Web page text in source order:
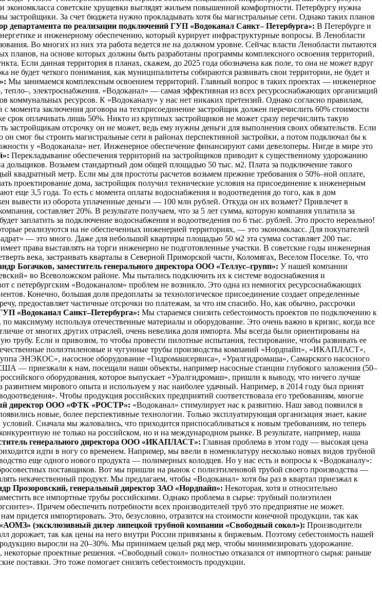
советские хрущевки выглядят жильем повышенной комфортности. Петербургу нужна
застройщики. За счет бюджета нужно прокладывать хотя бы магистральные сети. Однако таких планов
департамента по реализации подключений ГУП «Водоканал Санкт– Петербурга»: В Петербурге и
и инженерному обеспечению, который курирует инфраструктурные вопросы. В Ленобласти
Во многих из них эта работа ведется не на должном уровне. Сейчас власти Ленобласти пытаются
планов, на основе которых должны быть разработаны программы комплексного освоения территорий,
Если данная территория в планах, скажем, до 2025 года обозначена как поле, то она не может вдруг
будет четкого понимания, как муниципалитеты собираются развивать свои территории, не будет и
Мы занимаемся комплексным освоением территорий. Главный вопрос в таких проектах — инженерное
электроснабжения. «Водоканал» — самая эффективная из всех ресурсоснабжающих организаций
коммунальных ресурсов. К «Водоканалу» у нас нет никаких претензий. Однако согласно правилам,
момента заключения договора на техприсоединение застройщик должен перечислить 60% стоимости
срок оплачивать лишь 50%. Никто из крупных застройщиков не может сразу перечислить такую
отсрочку он не может, ведь ему нужны деньги для выполнения своих обязательств. Если
смог бы строить магистральные сети в районах перспективной застройки, а потом подключал бы к
у «Водоканала» нет. Инженерное обеспечение финансируют сами девелоперы. Нигде в мире это
Перекладывание обеспечения территорий на застройщиков приводит к существенному удорожанию
дольщиков. Возьмем стандартный дом общей площадью 50 тыс. м2. Плата за подключение такого
квадратный метр. Если мы для простоты расчетов возьмем прежние требования о 50%–ной оплате,
проектирование дома, застройщик получил технические условия на присоединение к инженерным
еще 3,5 года. То есть с момента оплаты водоснабжения и водоотведения до того, как в дом
вывести из оборота уплаченные деньги — 100 млн рублей. Откуда он их возьмет? Привлечет в
составляет 20%. В результате получаем, что за 5 лет сумма, которую компания уплатила за
заплатить за подключение водоснабжения и водоотведения по 6 тыс. рублей. Это просто нереально!
реализуются на не обеспеченных инженерией территориях, — это экономкласс. Для покупателей
— это много. Даже для небольшой квартиры площадью 50 м2 эта сумма составляет 200 тыс.
права выставлять на торги инженерно не подготовленные участки. В советские годы инженерная
века, застраивать кварталы в Северной Приморской части, Коломягах, Веселом Поселке. То, что
Богачков, заместитель генерального директора ООО «Теллус–групп»: У нашей компании
во Всеволожском районе. Мы пытались подключить их к системе водоснабжения и
с петербургским «Водоканалом» проблем не возникло. Это одна из немногих ресурсоснабжающих
Конечно, большая доля предоплаты за технологическое присоединение создает определенные
предоставляет частичные отсрочки по платежам, за что им спасибо. Но, как обычно, рассрочки
«Водоканал Санкт–Петербурга»: Мы стараемся снизить себестоимость проектов по подключению к
максимуму используя отечественные материалы и оборудование. Это очень важно в кризис, когда все
от многих других отраслей, очень невелика доля импорта. Мы всегда были ориентированы на
трубу. Если и привозим, то чтобы провести пилотные испытания, тестирование, чтобы развивать ее
полиэтиленовые и чугунные трубы производства компаний «Нордпайп», «ИКАПЛАСТ»,
ЭНЭКОС», насосное оборудование «Гидромашсервиса», «Уралгидромаша», Самарского насосного
— приезжали к нам, посещали наши объекты, например насосные станции глубокого заложения (50–
оборудования, которое выпускает «Уралгидромаш», пришли к выводу, что ничего лучше
мирового опыта и используем у нас наиболее удачный. Например, в 2014 году был принят
Чтобы продукция российских предприятий соответствовала его требованиям, многие
директор ООО «ФТК «РОСТР»: «Водоканал» стимулирует нас к развитию. Наш завод появился в
новые, более перспективные технологии. Только эксплуатирующая организация знает, какие
Сначала мы жаловались, что приходится приспосабливаться к новым требованиям, но теперь
не только на российском, но и на международном рынке. В результате, например, наша
генерального директора ООО «ИКАПЛАСТ»: Главная проблема в этом году — высокая цена
идти в ногу со временем. Например, мы ввели в номенклатуру несколько новых видов трубной
еще одного нового продукта — полимерных колодцев. Но у нас есть и вопросы к «Водоканалу»:
поставщиков. Вот мы пришли на рынок с полиэтиленовой трубой своего производства —
некачественный продукт. Мы предлагаем, чтобы «Водоканал» хотя бы раз в квартал приезжал к
Прозоровский, генеральный директор ЗАО «Нордпайп»: Некоторая, хотя и относительно
все импортные трубы российскими. Однако проблема в сырье: трубный полиэтилен
Причем обеспечить потребности всех производителей труб это предприятие не может.
придется импортировать. Это, безусловно, отразится на стоимости конечной продукции, так как
(эксклюзивный дилер липецкой трубной компании «Свободный сокол»): Производители
дорожает, так как цены на него внутри России привязаны к биржевым. Поэтому себестоимость нашей
выросли на 20–30%. Мы принимаем целый ряд мер, чтобы минимизировать удорожание.
проектные решения. «Свободный сокол» полностью отказался от импортного сырья: раньше
поставки. Это тоже помогает снизить себестоимость продукции.